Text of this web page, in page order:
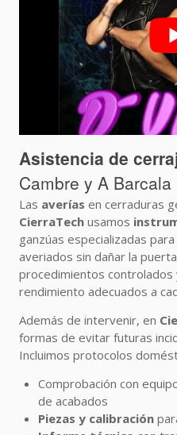
Asistencia de
Cambre y A Barcala
Las averías en cerraduras
CierraTech usamos
ganzúas especializadas
averiados sin dañar la
procedimientos controlados
rendimiento adecuados a
Además de intervenir, en
formas de evitar futuras
Incluimos protocolos
Comprobación con
de acabados
Piezas y calibración